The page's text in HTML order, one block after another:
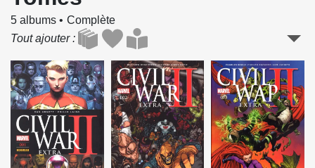
5 albums
Complète
Tout ajouter